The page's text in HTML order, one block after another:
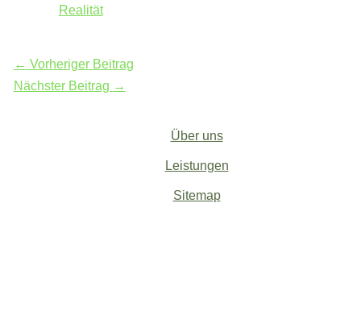
Realität
← Vorheriger Beitrag
Nächster Beitrag →
Über uns
Leistungen
Sitemap